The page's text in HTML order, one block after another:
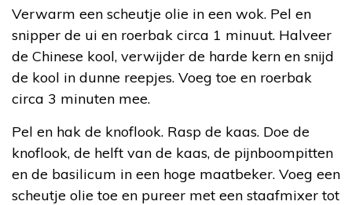
Verwarm een scheutje olie in een wok. Pel en
snipper de ui en roerbak circa 1 minuut. Halveer
de Chinese kool, verwijder de harde kern en snijd
de kool in dunne reepjes. Voeg toe en roerbak
circa 3 minuten mee.
Pel en hak de knoflook. Rasp de kaas. Doe de
knoflook, de helft van de kaas, de pijnboompitten
en de basilicum in een hoge maatbeker. Voeg een
scheutje olie toe en pureer met een staafmixer tot